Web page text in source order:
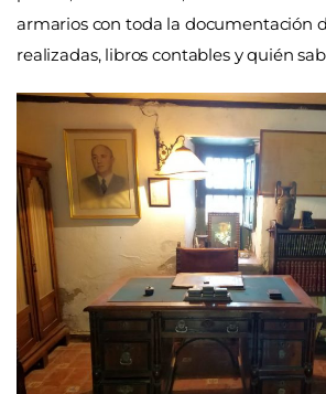
armarios con toda la documentación
realizadas, libros contables y quién